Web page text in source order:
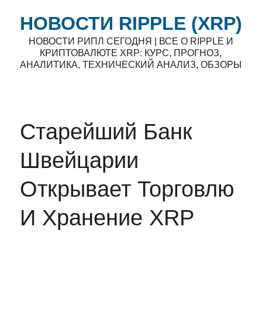
НОВОСТИ RIPPLE (XRP)
НОВОСТИ РИПЛ СЕГОДНЯ | ВСЕ О RIPPLE И
КРИПТОВАЛЮТЕ XRP: КУРС, ПРОГНОЗ,
АНАЛИТИКА, ТЕХНИЧЕСКИЙ АНАЛИЗ, ОБЗОРЫ
Старейший Банк
Швейцарии
Открывает Торговлю
И Хранение XRP